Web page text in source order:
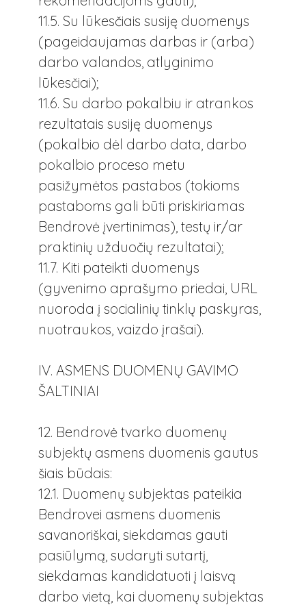
11.5. Su lūkesčiais susiję duomenys
(pageidaujamas darbas ir (arba)
darbo valandos, atlyginimo
lūkesčiai);
11.6. Su darbo pokalbiu ir atrankos
rezultatais susiję duomenys
(pokalbio dėl darbo data, darbo
pokalbio proceso metu
pasižymėtos pastabos (tokioms
pastaboms gali būti priskiriamas
Bendrovė įvertinimas), testų ir/ar
praktinių užduočių rezultatai);
11.7. Kiti pateikti duomenys
(gyvenimo aprašymo priedai, URL
nuoroda į socialinių tinklų paskyras,
nuotraukos, vaizdo įrašai).
IV. ASMENS DUOMENŲ GAVIMO
ŠALTINIAI
12. Bendrovė tvarko duomenų
subjektų asmens duomenis gautus
šiais būdais:
12.1. Duomenų subjektas pateikia
Bendrovei asmens duomenis
savanoriškai, siekdamas gauti
pasiūlymą, sudaryti sutartį,
siekdamas kandidatuoti į laisvą
darbo vietą, kai duomenų subjektas